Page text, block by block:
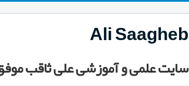
Ali Saagheb
سایت علمی و آموزشی علی ثاقب